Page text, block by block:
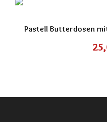
Pastell Butterdosen